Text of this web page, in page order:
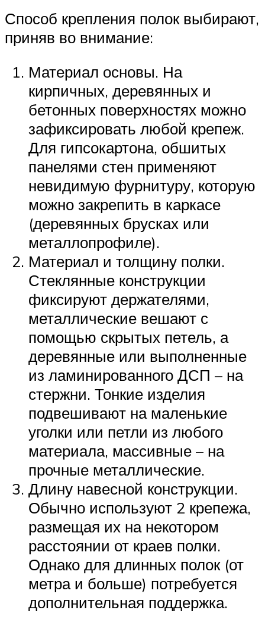
Способ крепления полок выбирают,
приняв во внимание:
Материал основы. На
кирпичных, деревянных и
бетонных поверхностях можно
зафиксировать любой крепеж.
Для гипсокартона, обшитых
панелями стен применяют
невидимую фурнитуру, которую
можно закрепить в каркасе
(деревянных брусках или
металлопрофиле).
Материал и толщину полки.
Стеклянные конструкции
фиксируют держателями,
металлические вешают с
помощью скрытых петель, а
деревянные или выполненные
из ламинированного ДСП – на
стержни. Тонкие изделия
подвешивают на маленькие
уголки или петли из любого
материала, массивные – на
прочные металлические.
Длину навесной конструкции.
Обычно используют 2 крепежа,
размещая их на некотором
расстоянии от краев полки.
Однако для длинных полок (от
метра и больше) потребуется
дополнительная поддержка.